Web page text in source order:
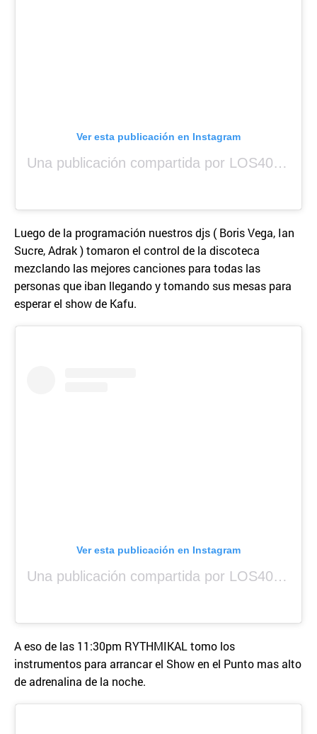
Ver esta publicación en Instagram
Una publicación compartida por LOS40 Panamá (@los40panama)
Luego de la programación nuestros djs ( Boris Vega, Ian
Sucre, Adrak ) tomaron el control de la discoteca
mezclando las mejores canciones para todas las
personas que iban llegando y tomando sus mesas para
esperar el show de Kafu.
Ver esta publicación en Instagram
Una publicación compartida por LOS40 Panamá (@los40panama)
A eso de las 11:30pm RYTHMIKAL tomo los
instrumentos para arrancar el Show en el Punto mas alto
de adrenalina de la noche.